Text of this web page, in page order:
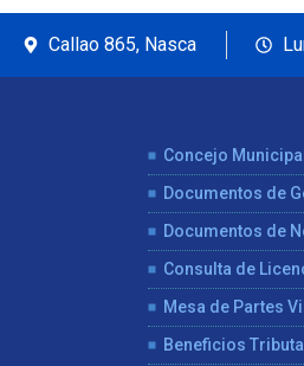
Callao 865, Nasca
Concejo Municipal
Documentos de
Documentos de
Consulta de
Mesa de Partes
Beneficios